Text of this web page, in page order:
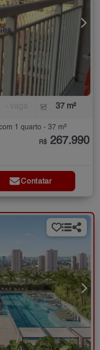
37 m²
1 quarto - 37 m²
R$ 267.990
Contatar